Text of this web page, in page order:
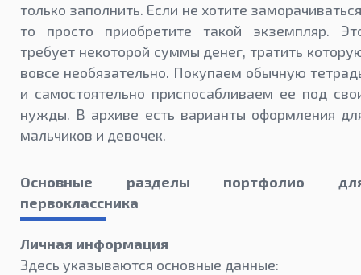
только заполнить. Если не хотите
то просто приобретите такой экземпляр.
требует некоторой суммы денег, тратить
вовсе необязательно. Покупаем обычную
и самостоятельно приспосабливаем ее под
нужды. В архиве есть варианты оформления
мальчиков и девочек.
Основные разделы портфолио
первоклассника
Личная информация
Здесь указываются основные данные: